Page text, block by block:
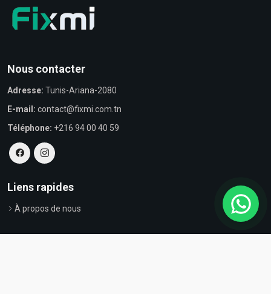
Nous contacter
Adresse: Tunis-Ariana-2080
E-mail: contact@fixmi.com.tn
Téléphone: +216 94 00 40 59
Liens rapides
À propos de nous